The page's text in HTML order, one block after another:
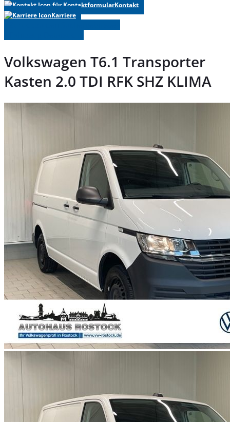
Kontakt
Karriere
Volkswagen T6.1 Transporter
Kasten 2.0 TDI RFK SHZ KLIMA